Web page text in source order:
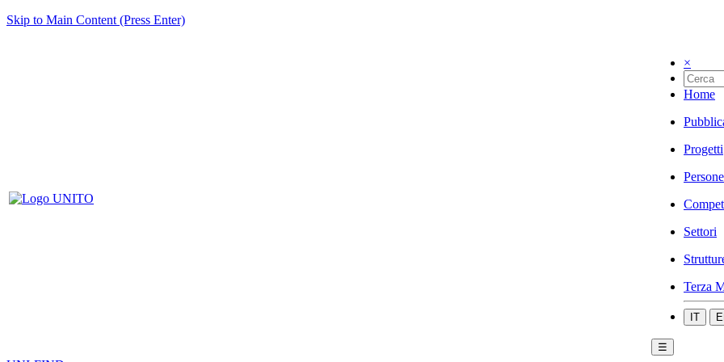
Skip to Main Content (Press Enter)
×
Home
Progetti
Persone
Settori
Terza
IT
☰